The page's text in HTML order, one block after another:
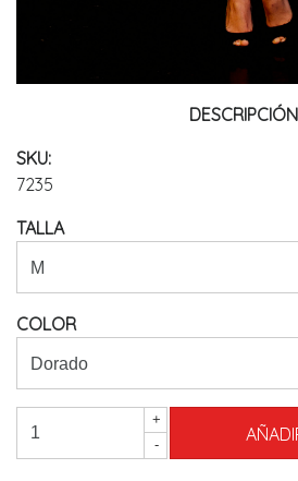
DESCRIPCIÓN
SKU:
7235
TALLA
COLOR
+
-